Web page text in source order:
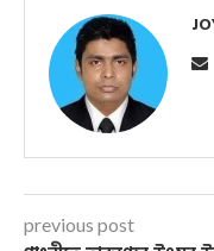
previous post